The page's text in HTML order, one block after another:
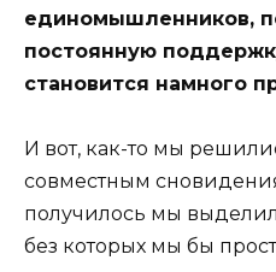
единомышленников,
постоянную
становится намного
И вот, как-то мы
совместным
получилось мы
без которых мы бы